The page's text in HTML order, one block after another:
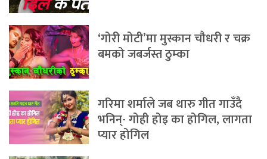
‘गोरी मोटी’मा मुस्कान चौधरी र चक्र
बमको जबर्जस्त ठुम्का
गरिमा शर्माले जब थारु गीत गाउँदै
भनिन्- गोही होइ का होगिल, लागता
प्यार होगिल